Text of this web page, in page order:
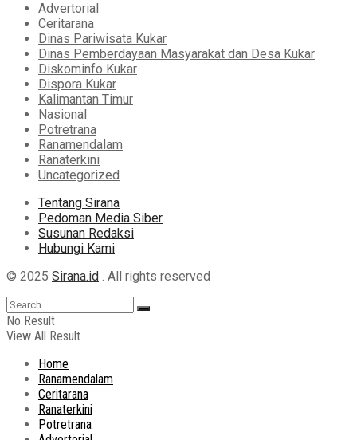
Advertorial
Ceritarana
Dinas Pariwisata Kukar
Dinas Pemberdayaan Masyarakat dan Desa Kukar
Diskominfo Kukar
Dispora Kukar
Kalimantan Timur
Nasional
Potretrana
Ranamendalam
Ranaterkini
Uncategorized
Tentang Sirana
Pedoman Media Siber
Susunan Redaksi
Hubungi Kami
© 2025 Sirana.id . All rights reserved
No Result
View All Result
Home
Ranamendalam
Ceritarana
Ranaterkini
Potretrana